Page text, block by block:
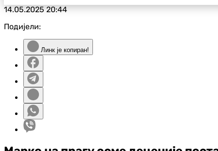
14.05.202520:44
Подијели:
Линк је копиран!